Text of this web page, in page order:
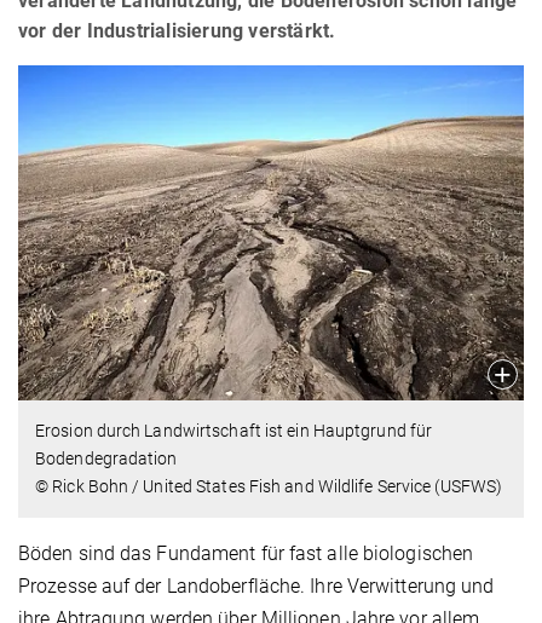
vor der Industrialisierung verstärkt.
Erosion durch Landwirtschaft ist ein Hauptgrund für
Bodendegradation
© Rick Bohn / United States Fish and Wildlife Service (USFWS)
Böden sind das Fundament für fast alle biologischen
Prozesse auf der Landoberfläche. Ihre Verwitterung und
ihre Abtragung werden über Millionen Jahre vor allem